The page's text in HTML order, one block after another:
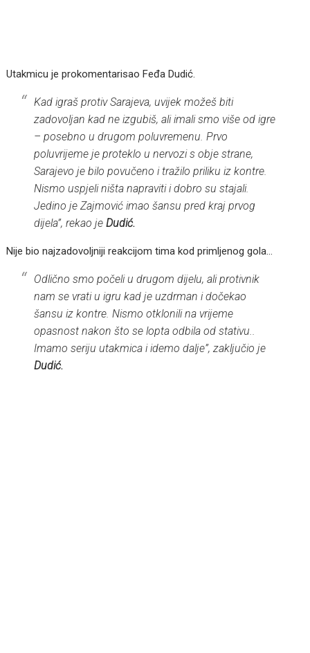
Utakmicu je prokomentarisao Feđa Dudić.
Kad igraš protiv Sarajeva, uvijek možeš biti
zadovoljan kad ne izgubiš, ali imali smo više od igre
– posebno u drugom poluvremenu. Prvo
poluvrijeme je proteklo u nervozi s obje strane,
Sarajevo je bilo povučeno i tražilo priliku iz kontre.
Nismo uspjeli ništa napraviti i dobro su stajali.
Jedino je Zajmović imao šansu pred kraj prvog
dijela”, rekao jeDudić.
Nije bio najzadovoljniji reakcijom tima kod primljenog gola…
Odlično smo počeli u drugom dijelu, ali protivnik
nam se vrati u igru kad je uzdrman i dočekao
šansu iz kontre. Nismo otklonili na vrijeme
opasnost nakon što se lopta odbila od stativu..
Imamo seriju utakmica i idemo dalje”, zaključio je
Dudić.